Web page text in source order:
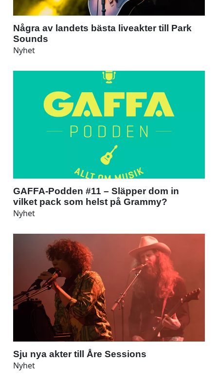
Några av landets bästa liveakter till Park
Sounds
Nyhet
GAFFA-Podden #11 – Släpper dom in
vilket pack som helst på Grammy?
Nyhet
Sju nya akter till Åre Sessions
Nyhet